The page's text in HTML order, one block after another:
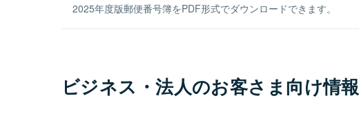
2025年度版郵便番号簿をPDF形式でダウンロードできます。
ビジネス・法人のお客さま向け情報